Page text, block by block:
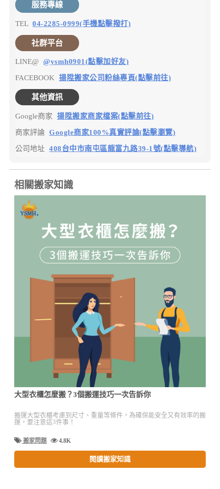
服務專線
TEL 04-2285-0999(手機點擊撥打)
社群平台
LINE@ @ysmh0901(點擊加好友)
FACEBOOK 揚陞搬家公司粉絲專頁(點擊前往)
其他資訊
Google商家 揚陞搬家商家檔案(點擊前往)
商家評論 Google商家100%真實評論(點擊瀏覽)
公司地址 408台中市南屯區龍富九路39-1號(點擊導航)
相關搬家知識
大型衣櫃怎麼搬？3個搬運技巧一次告訴你
搬運大型衣櫃考慮到尺寸、重量等條件，為確保能安全又有效率的搬
運，要注意這3件事！
搬家問題 4.8K
閱讀搬家知識